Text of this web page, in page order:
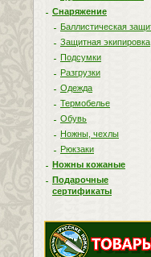
Снаряжение
Баллистическая
Защитная экипировка
Подсумки
Разгрузки
Одежда
Термобелье
Обувь
Ножны, чехлы
Рюкзаки
Ножны кожаные
Подарочные
сертификаты